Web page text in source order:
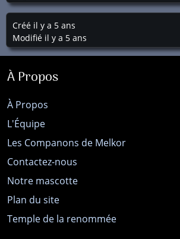
Créé il y a 5 ans
Modifié il y a 5 ans
À Propos
À Propos
L'Équipe
Les Companons de Melkor
Contactez-nous
Notre mascotte
Plan du site
Temple de la renommée